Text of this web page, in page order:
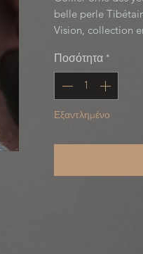
belle perle
Vision, collection
Ποσότητα *
Εξαντλημένο